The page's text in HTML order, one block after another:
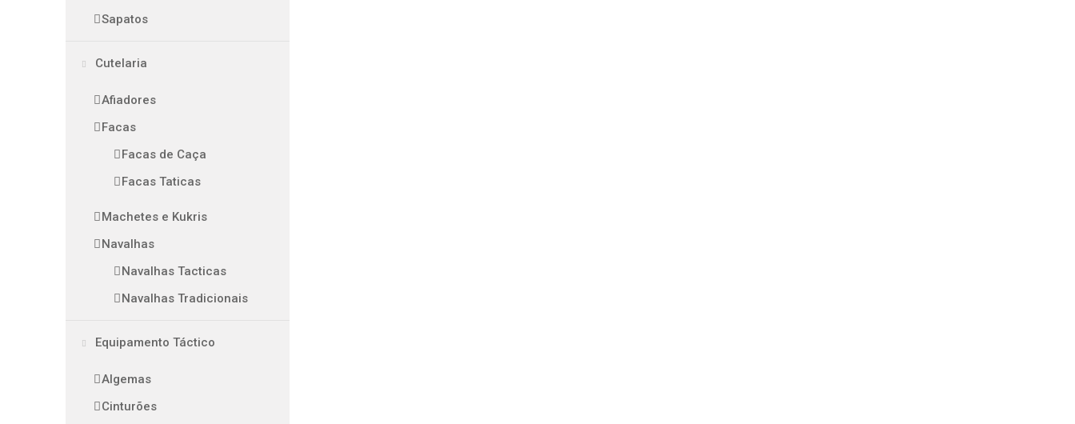
Sapatos
Cutelaria
Afiadores
Facas
Facas de Caça
Facas Taticas
Machetes e Kukris
Navalhas
Navalhas Tacticas
Navalhas Tradicionais
Equipamento Táctico
Algemas
Cinturões